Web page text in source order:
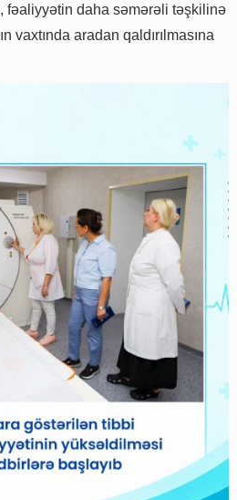
fəaliyyətin daha səmərəli təşkilinə
vaxtında aradan qaldırılmasına